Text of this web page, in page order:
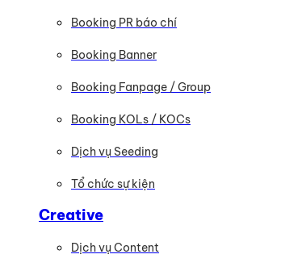
Booking PR báo chí
Booking Banner
Booking Fanpage / Group
Booking KOLs / KOCs
Dịch vụ Seeding
Tổ chức sự kiện
Creative
Dịch vụ Content